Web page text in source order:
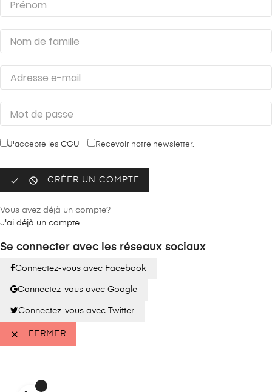
J'accepte les CGU Recevoir notre newsletter.
  CRÉER UN COMPTE
Vous avez déjà un compte?
J'ai déjà un compte
Se connecter avec les réseaux sociaux
Connectez-vous avec Facebook
Connectez-vous avec Google
Connectez-vous avec Twitter
 FERMER